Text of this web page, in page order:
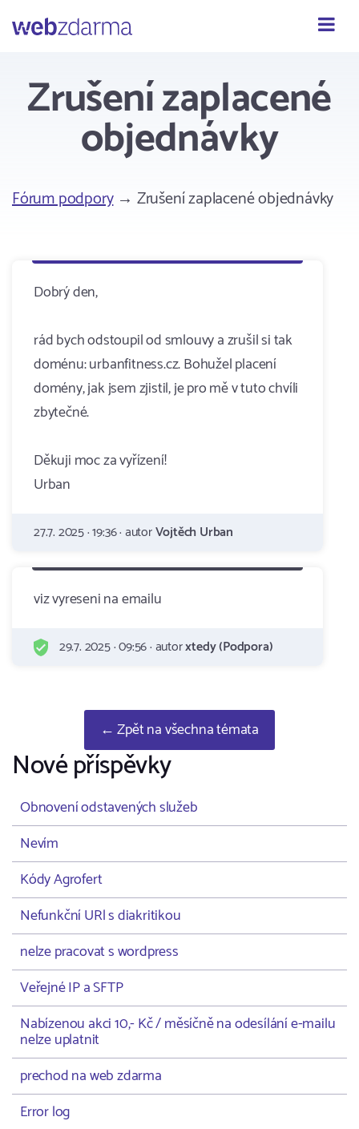
Webzdarma
Zrušení zaplacené
objednávky
Fórum podpory→ Zrušení zaplacené objednávky
Dobrý den,
rád bych odstoupil od smlouvy a zrušil si tak
doménu: urbanfitness.cz. Bohužel placení
domény, jak jsem zjistil, je pro mě v tuto chvíli
zbytečné.
Děkuji moc za vyřízení!
Urban
27.7. 2025 · 19:36 · autorVojtěch Urban
viz vyreseni na emailu
29.7. 2025 · 09:56 · autorxtedy (Podpora)
← Zpět na všechna témata
Nové příspěvky
Obnovení odstavených služeb
Nevím
Kódy Agrofert
Nefunkční URl s diakritikou
nelze pracovat s wordpress
Veřejné IP a SFTP
Nabízenou akci 10,- Kč / měsíčně na odesílání e-mailu
nelze uplatnit
prechod na web zdarma
Error log